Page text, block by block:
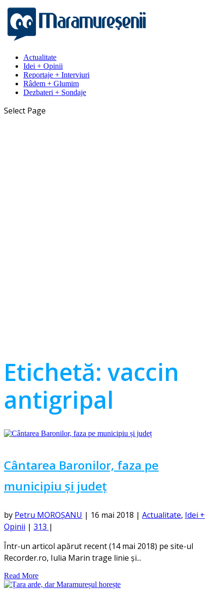
Actualitate
Idei + Opinii
Reportaje + Interviuri
Râdem + Glumim
Dezbateri + Sondaje
Select Page
Etichetă: vaccin
antigripal
Cântarea Baronilor, faza pe
municipiu și județ
by Petru MOROȘANU | 16 mai 2018 | Actualitate, Idei +
Opinii | 313 |
Într-un articol apărut recent (14 mai 2018) pe site-ul
Recorder.ro, Iulia Marin trage linie și...
Read More